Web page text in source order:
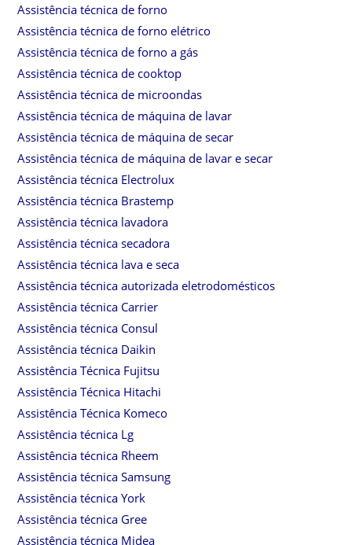
Assistência técnica de forno
Assistência técnica de forno elétrico
Assistência técnica de forno a gás
Assistência técnica de cooktop
Assistência técnica de microondas
Assistência técnica de máquina de lavar
Assistência técnica de máquina de secar
Assistência técnica de máquina de lavar e secar
Assistência técnica Electrolux
Assistência técnica Brastemp
Assistência técnica lavadora
Assistência técnica secadora
Assistência técnica lava e seca
Assistência técnica autorizada eletrodomésticos
Assistência técnica Carrier
Assistência técnica Consul
Assistência técnica Daikin
Assistência Técnica Fujitsu
Assistência Técnica Hitachi
Assistência Técnica Komeco
Assistência técnica Lg
Assistência técnica Rheem
Assistência técnica Samsung
Assistência técnica York
Assistência técnica Gree
Assistência técnica Midea